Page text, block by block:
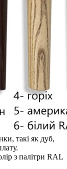
такі як дуб,
з палітри RAL